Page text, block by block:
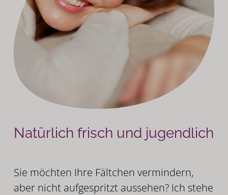
Liquid Facelift
Natürlich frisch und jugendlich
Sie möchten Ihre Fältchen vermindern,
aber nicht aufgespritzt aussehen? Ich stehe